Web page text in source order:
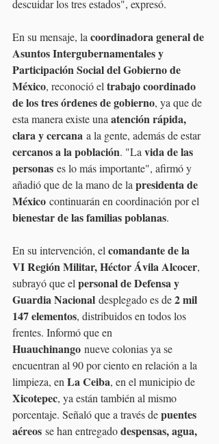
descuidar los tres estados", expresó.
En su mensaje, la coordinadora general de
Asuntos Intergubernamentales y
Participación Social del Gobierno de
México, reconoció el trabajo coordinado
de los tres órdenes de gobierno, ya que de
esta manera existe una atención rápida,
clara y cercana a la gente, además de estar
cercanos a la población. "La vida de las
personas es lo más importante", afirmó y
añadió que de la mano de la presidenta de
México continuarán en coordinación por el
bienestar de las familias poblanas.
En su intervención, el comandante de la
VI Región Militar, Héctor Ávila Alcocer,
subrayó que el personal de Defensa y
Guardia Nacional desplegado es de 2 mil
147 elementos, distribuidos en todos los
frentes. Informó que en
Huauchinango nueve colonias ya se
encuentran al 90 por ciento en relación a la
limpieza, en La Ceiba, en el municipio de
Xicotepec, ya están también al mismo
porcentaje. Señaló que a través de puentes
aéreos se han entregado despensas, agua,